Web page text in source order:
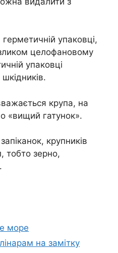
упаковці,
целофановому
упаковці
крупа, на
«вищий гатунок».
крупників
тобто зерно,
море
на замітку